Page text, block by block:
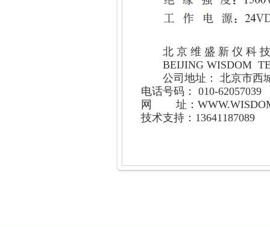
北 京 维 盛 新 仪 科
BEIJING WISDOM
公司地址： 北京市西
电话号码： 010-62057039
网 址：
技术支持：13641187089